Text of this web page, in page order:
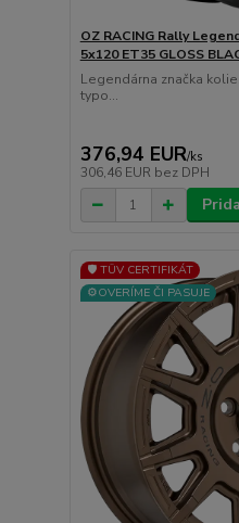
OZ RACING Rally
5x120 ET35 GLOSS
Legendárna značka
typo...
376,94 EUR/ks
306,46 EUR bez DPH
🛡️ TÜV CERTIFIKÁT
⚙️OVERÍME ČI PASUJE